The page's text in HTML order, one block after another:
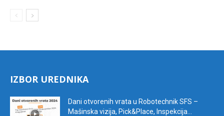
IZBOR UREDNIKA
Dani otvorenih vrata u Robotechnik SFS –
Mašinska vizija, Pick&Place, Inspekcija...